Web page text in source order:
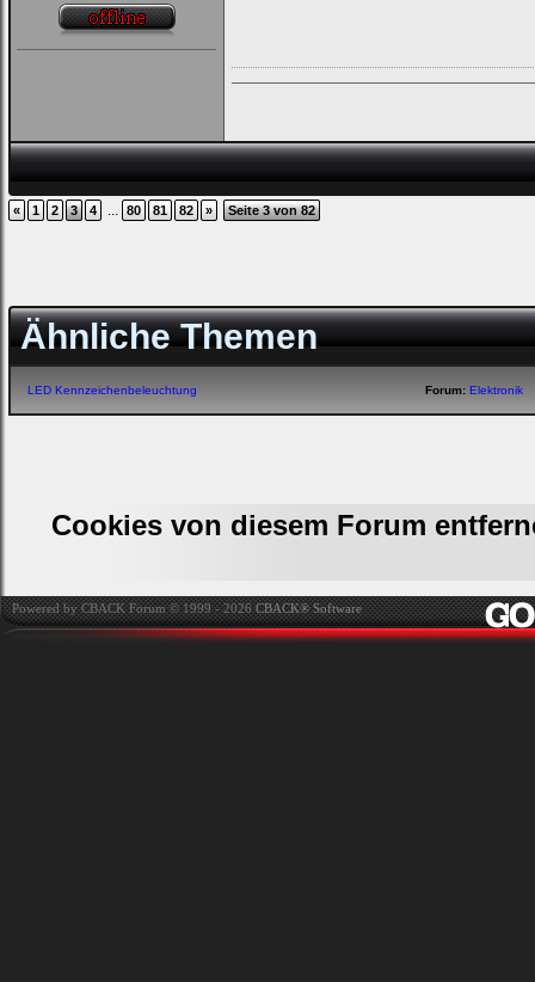
« 1 2 3 4 ... 80 81 82 » Seite 3 von 82
Ähnliche Themen
LED Kennzeichenbeleuchtung Forum: Elektronik
Cookies von diesem Forum
Powered by CBACK Forum © 1999 - 2026CBACK® Software